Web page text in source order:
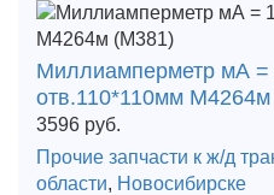
Миллиамперметр мА =
отв.110*110мм
3596 руб.
Прочие запчасти к ж/д
области, Новосибирске